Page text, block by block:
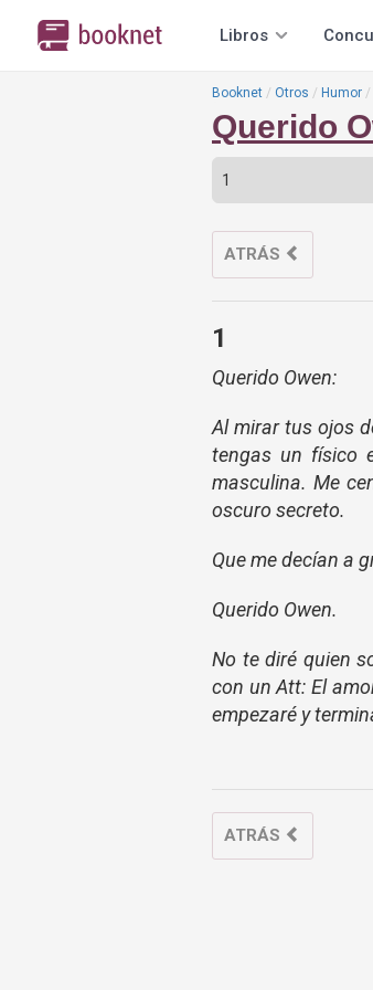
Libros
Booknet Otros Humor
Querido
ATRÁS
1
Querido Owen:
Al mirar tus ojos
tengas un físico
masculina. Me
oscuro secreto.
Que me decían a
Querido Owen.
No te diré quien
con un Att: El
empezaré y
ATRÁS